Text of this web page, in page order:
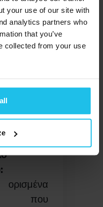
your use of our site with
analytics partners who
that you’ve
collected from your use
η
οστική
έχει
μια
που
που